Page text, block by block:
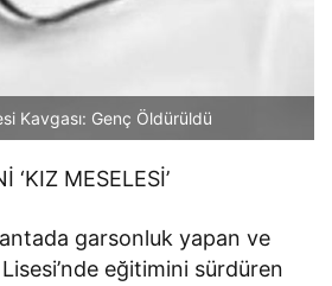
Kavgası: Genç Öldürüldü
‘KIZ MESELESİ’
garsonluk yapan ve
eğitimini sürdüren